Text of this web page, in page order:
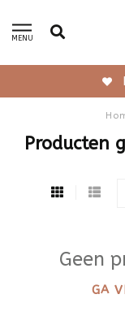
MENU
Producten
Geen
GA